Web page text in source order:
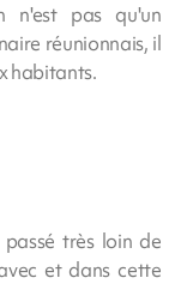
n'est pas qu'un
réunionnais, il
habitants.
très loin de
et dans cette